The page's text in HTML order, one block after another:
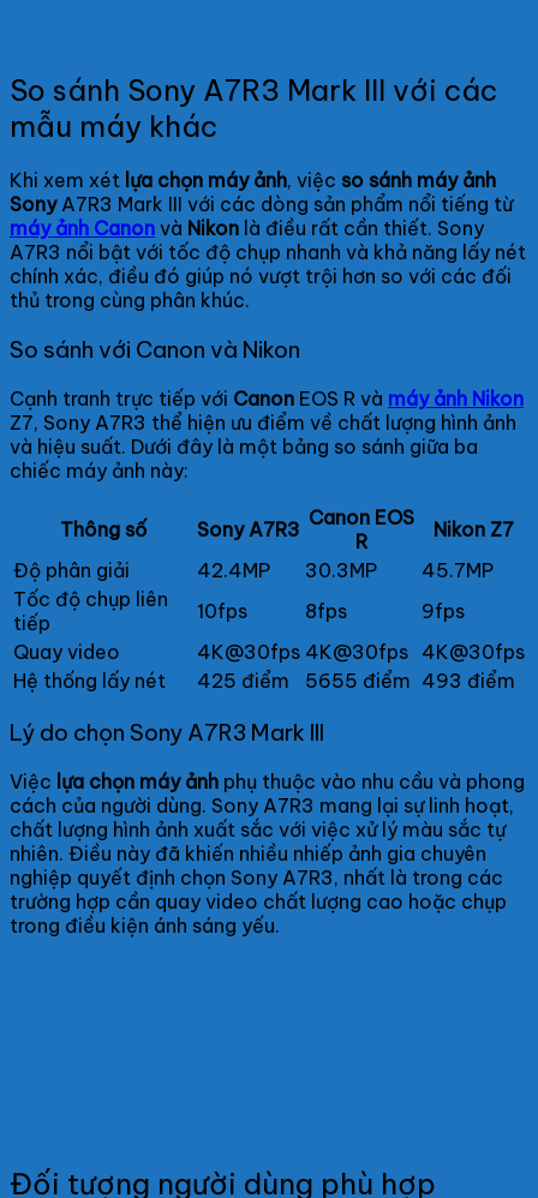
So sánh Sony A7R3 Mark III với các
mẫu máy khác
Khi xem xét lựa chọn máy ảnh, việc so sánh máy ảnh
SonyA7R3 Mark III với các dòng sản phẩm nổi tiếng từ
máy ảnh Canon và Nikon là điều rất cần thiết. Sony
A7R3 nổi bật với tốc độ chụp nhanh và khả năng lấy nét
chính xác, điều đó giúp nó vượt trội hơn so với các đối
thủ trong cùng phân khúc.
So sánh với Canon và Nikon
Cạnh tranh trực tiếp với Canon EOS R và máy ảnh Nikon
Z7, Sony A7R3 thể hiện ưu điểm về chất lượng hình ảnh
và hiệu suất. Dưới đây là một bảng so sánh giữa ba
chiếc máy ảnh này:
Thông số Sony A7R3 Canon EOS
R
Nikon Z7
Độ phân giải
42.4MP 30.3MP
45.7MP
Tốc độ chụp liên
tiếp
10fps 8fps
9fps
Quay video
4K@30fps 4K@30fps 4K@30fps
Hệ thống lấy nét
425 điểm 5655 điểm 493 điểm
Lý do chọn Sony A7R3 Mark III
Việc lựa chọn máy ảnh phụ thuộc vào nhu cầu và phong
cách của người dùng. Sony A7R3 mang lại sự linh hoạt,
chất lượng hình ảnh xuất sắc với việc xử lý màu sắc tự
nhiên. Điều này đã khiến nhiều nhiếp ảnh gia chuyên
nghiệp quyết định chọn Sony A7R3, nhất là trong các
trường hợp cần quay video chất lượng cao hoặc chụp
trong điều kiện ánh sáng yếu.
Đối tượng người dùng phù hợp